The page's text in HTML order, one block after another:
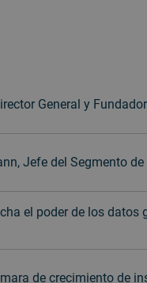
General y
Jefe del Segmento
el poder de los
de crecimiento de